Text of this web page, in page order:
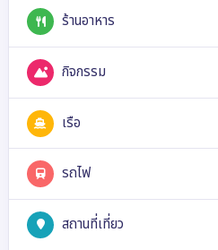
ร้านอาหาร
กิจกรรม
เรือ
รถไฟ
สถานที่เที่ยว